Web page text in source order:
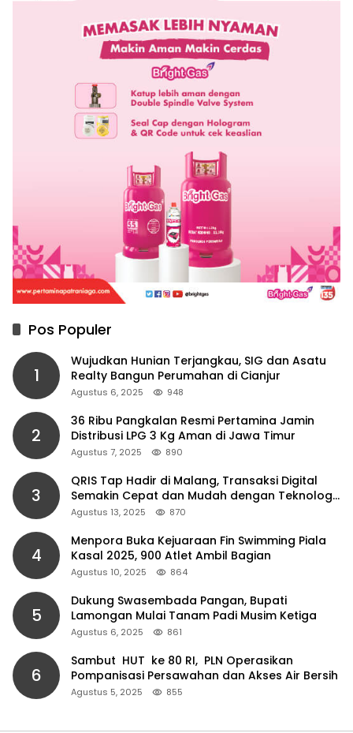
Pos Populer
1
Wujudkan Hunian Terjangkau, SIG dan Asatu
Realty Bangun Perumahan di Cianjur
Agustus 6, 2025 948
2
36 Ribu Pangkalan Resmi Pertamina Jamin
Distribusi LPG 3 Kg Aman di Jawa Timur
Agustus 7, 2025 890
3
QRIS Tap Hadir di Malang, Transaksi Digital
Semakin Cepat dan Mudah dengan Teknologi
NFC
Agustus 13, 2025 870
4
Menpora Buka Kejuaraan Fin Swimming Piala
Kasal 2025, 900 Atlet Ambil Bagian
Agustus 10, 2025 864
5
Dukung Swasembada Pangan, Bupati
Lamongan Mulai Tanam Padi Musim Ketiga
Agustus 6, 2025 861
6
Sambut HUT ke 80 RI, PLN Operasikan
Pompanisasi Persawahan dan Akses Air Bersih
Agustus 5, 2025 855